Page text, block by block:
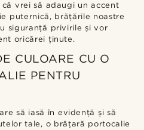
vrei să adaugi un accent
puternică, brățările noastre
siguranță privirile și vor
oricărei ținute.
CULOARE CU O
PENTRU
să iasă în evidență și să
tale, o brățară portocalie